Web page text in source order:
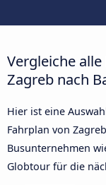
Vergleiche
Zagreb nach
Hier ist eine
Fahrplan von
Busunternehmen
Globtour für die